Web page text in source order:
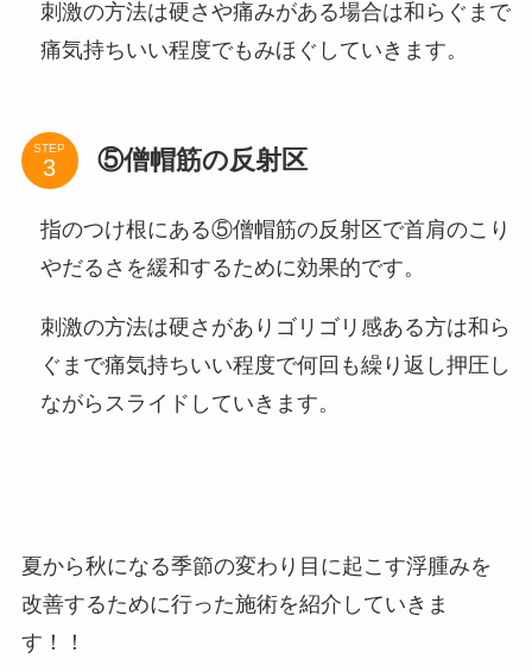
刺激の方法は硬さや痛みがある場合は和らぐまで
痛気持ちいい程度でもみほぐしていきます。
STEP ⑤僧帽筋の反射区
指のつけ根にある⑤僧帽筋の反射区で首肩のこり
やだるさを緩和するために効果的です。
刺激の方法は硬さがありゴリゴリ感ある方は和ら
ぐまで痛気持ちいい程度で何回も繰り返し押圧し
ながらスライドしていきます。
夏から秋になる季節の変わり目に起こす浮腫みを
改善するために行った施術を紹介していきま
す！！